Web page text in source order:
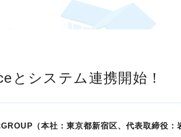
とシステム連携開始！
（本社：東京都新宿区、代表取締役：